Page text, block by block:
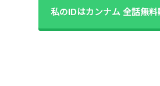
私のIDはカンナム 全話無料